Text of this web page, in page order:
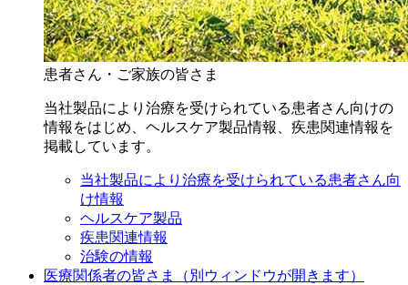
患者さん・ご家族の皆さま
当社製品により治療を受けられている患者さん向けの
情報をはじめ、ヘルスケア製品情報、疾患関連情報を
掲載しています。
当社製品により治療を受けられている患者さん向
け情報
ヘルスケア製品
疾患関連情報
治験の情報
医療関係者の皆さま
（別ウィンドウが開きます）